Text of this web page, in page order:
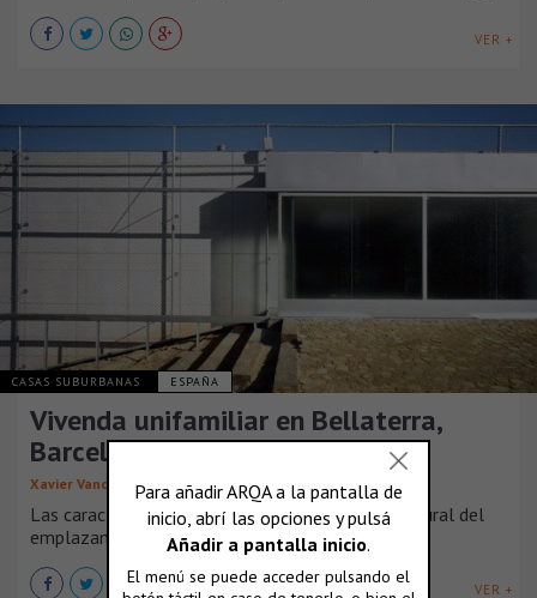
VER +
CASAS SUBURBANAS ESPAÑA
Vivenda unifamiliar en Bellaterra,
Barcelona
Xavier Vancells ,Franc Fernández, Carles Puig
Las características topográficas y el entorno natural del
emplazamiento permiten a la vivenda [...]
VER +